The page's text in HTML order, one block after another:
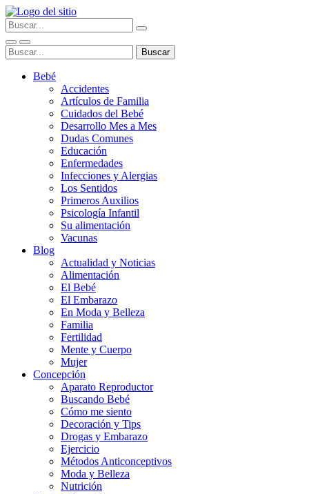
Bebé
Accidentes
Artículos de Familia
Cuidados del Bebé
Desarrollo Mes a Mes
Dudas Comunes
Educación
Enfermedades
Infecciones y Alergias
Los Sentidos
Primeros Auxilios
Psicología Infantil
Su alimentación
Vacunas
Blog
Actualidad y Noticias
Alimentación
El Bebé
El Embarazo
En Moda y Belleza
Familia
Fertilidad
Mente y Cuerpo
Mujer
Concepción
Aparato Reproductor
Buscando Bebé
Cómo me siento
Decoración y Tips
Drogas y Embarazo
Ejercicio
Métodos Anticonceptivos
Moda y Belleza
Nutrición